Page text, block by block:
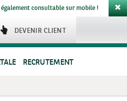
consultable sur mobile !
DEVENIR CLIENT
RECRUTEMENT